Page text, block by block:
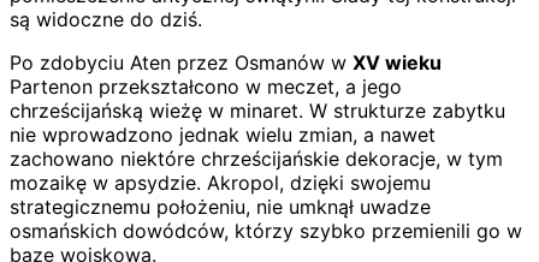
są widoczne do dziś.
Po zdobyciu Aten przez Osmanów w XV wieku
Partenon przekształcono w meczet, a jego
chrześcijańską wieżę w minaret. W strukturze zabytku
nie wprowadzono jednak wielu zmian, a nawet
zachowano niektóre chrześcijańskie dekoracje, w tym
mozaikę w apsydzie. Akropol, dzięki swojemu
strategicznemu położeniu, nie umknął uwadze
osmańskich dowódców, którzy szybko przemienili go w
bazę wojskową.